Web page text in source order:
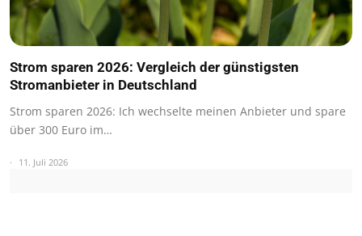
Strom sparen 2026: Vergleich der günstigsten
Stromanbieter in Deutschland
Strom sparen 2026: Ich wechselte meinen Anbieter und spare
über 300 Euro im…
11. Juli 2026